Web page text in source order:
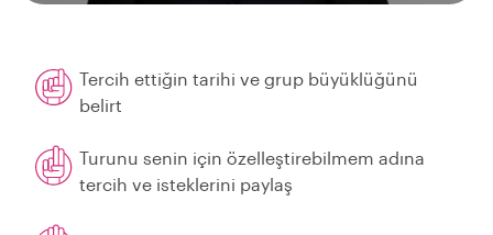
Tercih ettiğin tarihi ve grup büyüklüğünü
belirt
Turunu senin için özelleştirebilmem adına
tercih ve isteklerini paylaş